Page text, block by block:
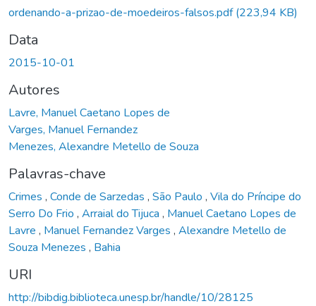
ordenando-a-prizao-de-moedeiros-falsos.pdf(223,94 KB)
Data
2015-10-01
Autores
Lavre, Manuel Caetano Lopes de
Varges, Manuel Fernandez
Menezes, Alexandre Metello de Souza
Palavras-chave
Crimes , Conde de Sarzedas , São Paulo , Vila do Príncipe do
Serro Do Frio , Arraial do Tijuca , Manuel Caetano Lopes de
Lavre , Manuel Fernandez Varges , Alexandre Metello de
Souza Menezes , Bahia
URI
http://bibdig.biblioteca.unesp.br/handle/10/28125